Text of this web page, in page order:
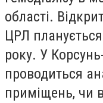
області.
ЦРЛ
року. У
проводиться
приміщень, чи